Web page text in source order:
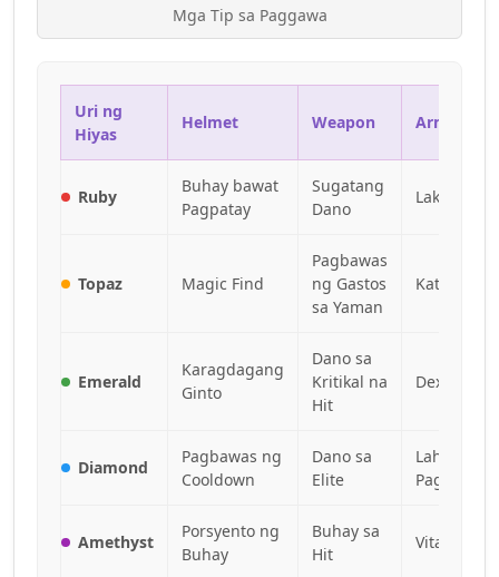
Mga Tip sa Paggawa
Uri ng
Hiyas
Helmet Weapon Armor
Ruby
Buhay bawat
Pagpatay
Sugatang
Dano
Lakas
Topaz Magic Find
Pagbawas
ng Gastos
sa Yaman
Emerald
Karagdagang
Ginto
Dano sa
Kritikal na
Hit
Dexterity
Diamond
Pagbawas ng
Cooldown
Dano sa
Elite
Lahat ng
Pagtutol
Amethyst
Porsyento ng
Buhay
Buhay sa
Hit
Vitality